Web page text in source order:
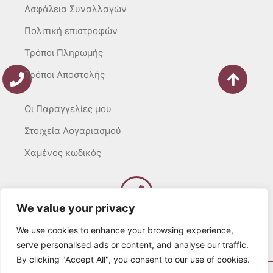
We value your privacy
We use cookies to enhance your browsing experience,
serve personalised ads or content, and analyse our traffic.
By clicking "Accept All", you consent to our use of cookies.
Ασφάλεια Συναλλαγών
Πολιτική επιστροφών
Τρόποι Πληρωμής
Τρόποι Αποστολής
Οι Παραγγελίες μου
Στοιχεία Λογαριασμού
Χαμένος κωδικός
Καλέστε μας
Δευτ – Τετ. – Σαβ. : 10:00 – 15:00
Τρίτ. – Πέμπτ. – Παρ. : 10:00 – 21:00